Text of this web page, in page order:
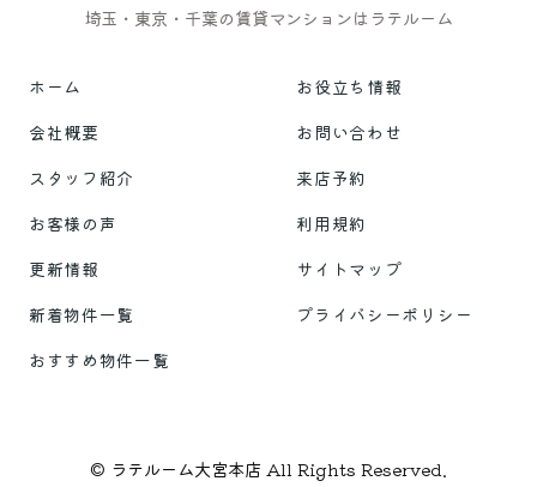
埼玉・東京・千葉の賃貸マンションはラテルーム
ホーム
お役立ち情報
会社概要
お問い合わせ
スタッフ紹介
来店予約
お客様の声
利用規約
更新情報
サイトマップ
新着物件一覧
プライバシーポリシー
おすすめ物件一覧
© ラテルーム大宮本店 All Rights Reserved.